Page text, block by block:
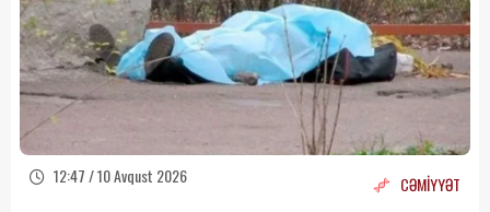
12:47 / 10 Avqust 2026 CƏMİYYƏT